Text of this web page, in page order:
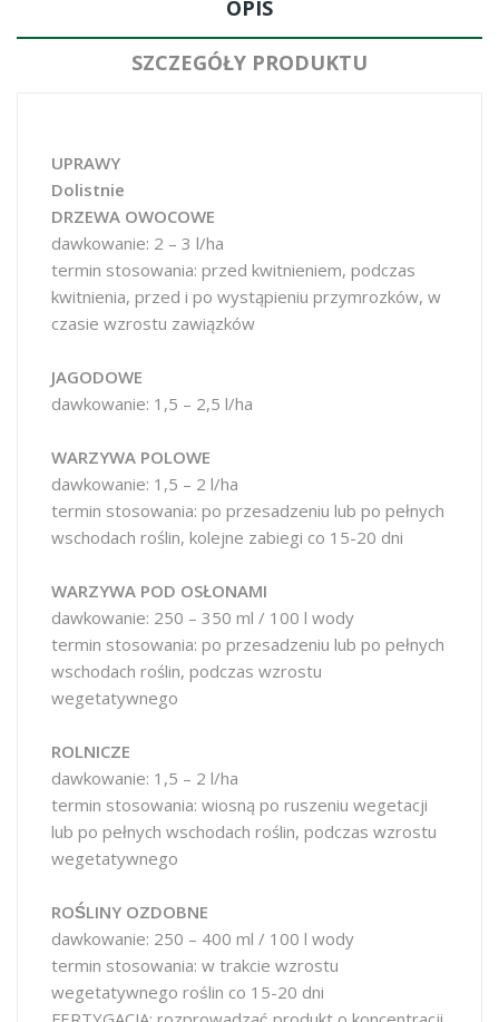
OPIS
SZCZEGÓŁY PRODUKTU
UPRAWY
Dolistnie
DRZEWA OWOCOWE
dawkowanie: 2 – 3 l/ha
termin stosowania: przed kwitnieniem, podczas
kwitnienia, przed i po wystąpieniu przymrozków, w
czasie wzrostu zawiązków
JAGODOWE
dawkowanie: 1,5 – 2,5 l/ha
WARZYWA POLOWE
dawkowanie: 1,5 – 2 l/ha
termin stosowania: po przesadzeniu lub po pełnych
wschodach roślin, kolejne zabiegi co 15-20 dni
WARZYWA POD OSŁONAMI
dawkowanie: 250 – 350 ml / 100 l wody
termin stosowania: po przesadzeniu lub po pełnych
wschodach roślin, podczas wzrostu
wegetatywnego
ROLNICZE
dawkowanie: 1,5 – 2 l/ha
termin stosowania: wiosną po ruszeniu wegetacji
lub po pełnych wschodach roślin, podczas wzrostu
wegetatywnego
ROŚLINY OZDOBNE
dawkowanie: 250 – 400 ml / 100 l wody
termin stosowania: w trakcie wzrostu
wegetatywnego roślin co 15-20 dni